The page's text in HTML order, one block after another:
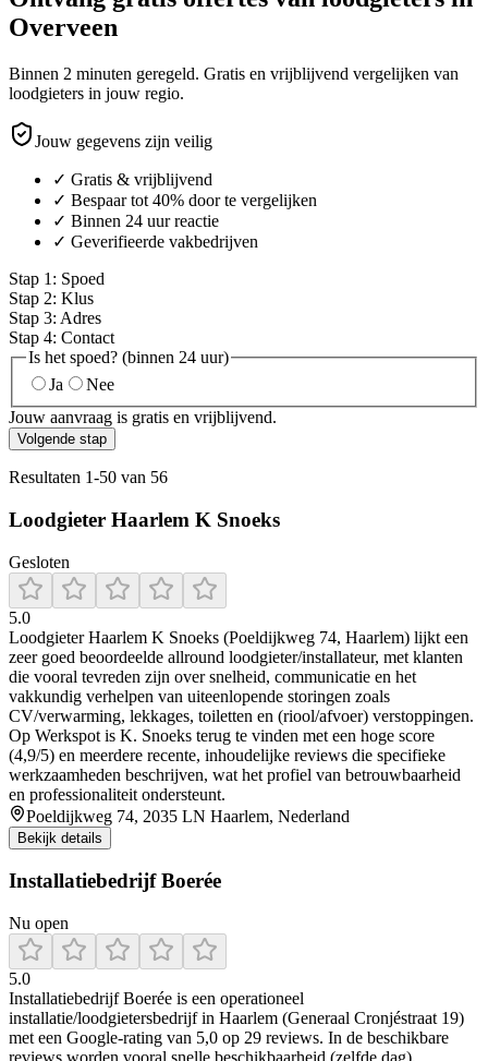
Overveen
Binnen 2 minuten geregeld. Gratis en vrijblijvend vergelijken van
loodgieters in jouw regio.
Jouw gegevens zijn veilig
✓ Gratis & vrijblijvend
✓ Bespaar tot 40% door te vergelijken
✓ Binnen 24 uur reactie
✓ Geverifieerde vakbedrijven
Stap 1 : Spoed
Stap 2: Klus
Stap 3: Adres
Stap 4: Contact
Is het spoed? (binnen 24 uur)
Ja
Nee
Jouw aanvraag is gratis en vrijblijvend.
Volgende stap
Resultaten 1-50 van 56
Loodgieter Haarlem K Snoeks
Gesloten
5.0
Loodgieter Haarlem K Snoeks (Poeldijkweg 74, Haarlem) lijkt een
zeer goed beoordeelde allround loodgieter/installateur, met klanten
die vooral tevreden zijn over snelheid, communicatie en het
vakkundig verhelpen van uiteenlopende storingen zoals
CV/verwarming, lekkages, toiletten en (riool/afvoer) verstoppingen.
Op Werkspot is K. Snoeks terug te vinden met een hoge score
(4,9/5) en meerdere recente, inhoudelijke reviews die specifieke
werkzaamheden beschrijven, wat het profiel van betrouwbaarheid
en professionaliteit ondersteunt.
Poeldijkweg 74, 2035 LN Haarlem, Nederland
Bekijk details
Installatiebedrijf Boerée
Nu open
5.0
Installatiebedrijf Boerée is een operationeel
installatie/loodgietersbedrijf in Haarlem (Generaal Cronjéstraat 19)
met een Google-rating van 5,0 op 29 reviews. In de beschikbare